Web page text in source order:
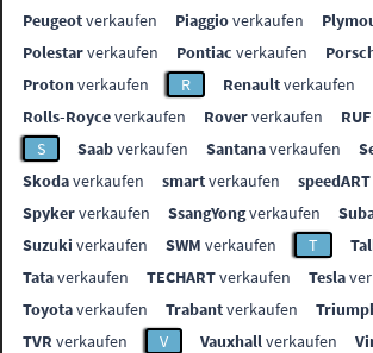
Peugeotverkaufen Piaggioverkaufen
Polestarverkaufen Pontiac verkaufen
Protonverkaufen R Renaultverkaufen
Rolls-Royceverkaufen Roververkaufen RUF
S
Saabverkaufen Santanaverkaufen
Skodaverkaufen smartverkaufen speedART
Spykerverkaufen SsangYongverkaufen
Suzuki verkaufen SWM verkaufen T
Tataverkaufen TECHARTverkaufen Tesla
Toyotaverkaufen Trabantverkaufen
TVR verkaufen V Vauxhallverkaufen